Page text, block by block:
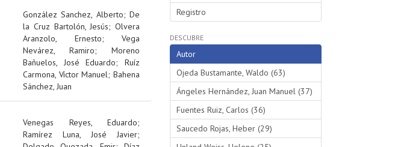
González Sanchez, Alberto;De
la Cruz Bartolón, Jesús; Olvera
Aranzolo, Ernesto; Vega
Nevárez, Ramiro; Moreno
Bañuelos, José Eduardo;Ruíz
Carmona, Víctor Manuel;Bahena
Sánchez, Juan
Venegas Reyes, Eduardo;
Ramírez Luna, José Javier;
Registro
DESCUBRE
Autor
Ojeda Bustamante, Waldo (63)
Ángeles Hernández, Juan Manuel (37)
Fuentes Ruiz, Carlos (36)
Saucedo Rojas, Heber (29)